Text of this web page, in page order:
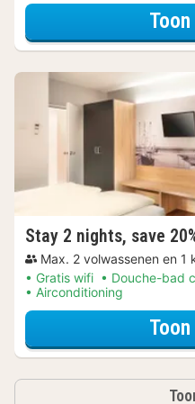
Stay 2 nights, save
Max. 2 volwassenen en 1
Gratis wifi
Douche-bad
Airconditioning